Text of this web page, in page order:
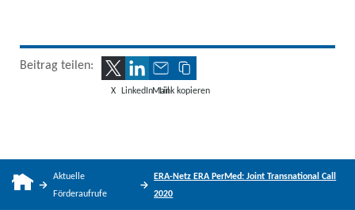
Beitrag teilen:
X LinkedInMailLink kopieren
Aktuelle
Förderaufrufe
ERA-Netz ERA PerMed: Joint Transnational Call
2020